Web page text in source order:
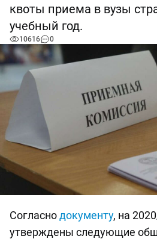
квоты приема в вузы
учебный год.
10616 0
Согласнодокументу, на
утверждены следующие